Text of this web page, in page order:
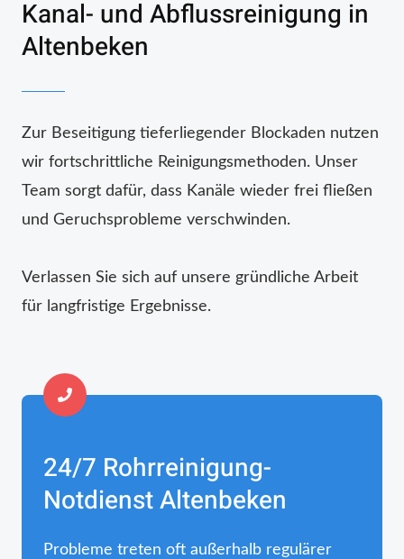
Kanal- und Abflussreinigung in
Altenbeken
Zur Beseitigung tieferliegender Blockaden nutzen
wir fortschrittliche Reinigungsmethoden. Unser
Team sorgt dafür, dass Kanäle wieder frei fließen
und Geruchsprobleme verschwinden.
Verlassen Sie sich auf unsere gründliche Arbeit
für langfristige Ergebnisse.
24/7 Rohrreinigung-
Notdienst Altenbeken
Probleme treten oft außerhalb regulärer